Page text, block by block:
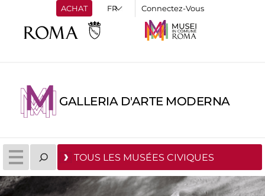
ACHAT Connectez-Vous
GALLERIA D'ARTE MODERNA
TOUS LES MUSÉES CIVIQUES